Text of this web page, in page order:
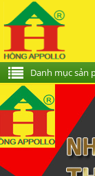
Danh mục sản